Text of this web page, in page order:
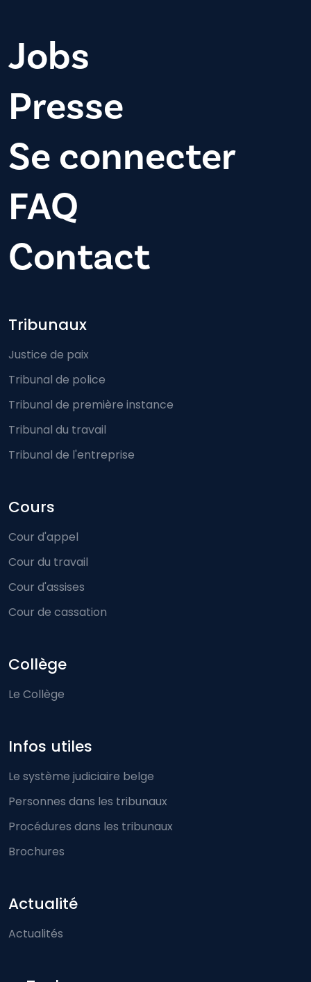
Jobs
Presse
Se connecter
FAQ
Contact
Footer-menu
Tribunaux
Justice de paix
Tribunal de police
Tribunal de première instance
Tribunal du travail
Tribunal de l'entreprise
Cours
Cour d'appel
Cour du travail
Cour d'assises
Cour de cassation
Collège
Le Collège
Infos utiles
Le système judiciaire belge
Personnes dans les tribunaux
Procédures dans les tribunaux
Brochures
Actualité
Actualités